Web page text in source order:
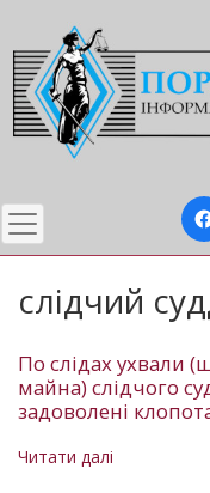
до
основного
вмісту
слідчий
По слідах ухвали
майна) слідчого
задоволені
Читати далі